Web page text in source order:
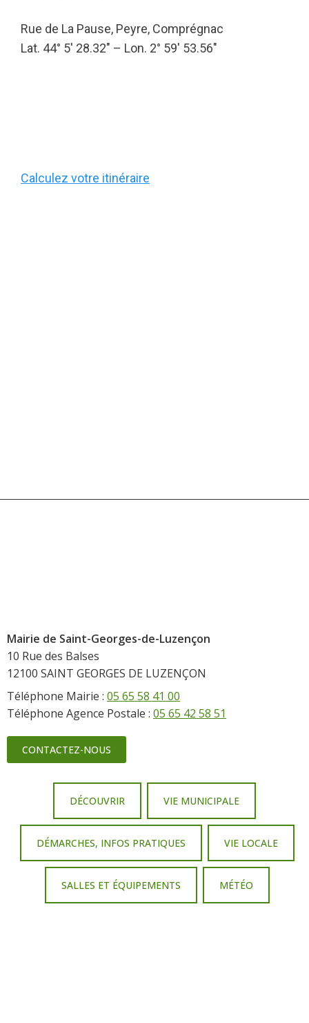
Rue de La Pause, Peyre, Comprégnac
Lat. 44° 5′ 28.32″ – Lon. 2° 59′ 53.56″
Calculez votre itinéraire
Mairie de Saint-Georges-de-Luzençon
10 Rue des Balses
12100 SAINT GEORGES DE LUZENÇON
Téléphone Mairie : 05 65 58 41 00
Téléphone Agence Postale : 05 65 42 58 51
CONTACTEZ-NOUS
DÉCOUVRIR VIE MUNICIPALE
DÉMARCHES, INFOS PRATIQUES VIE LOCALE
SALLES ET ÉQUIPEMENTS MÉTÉO